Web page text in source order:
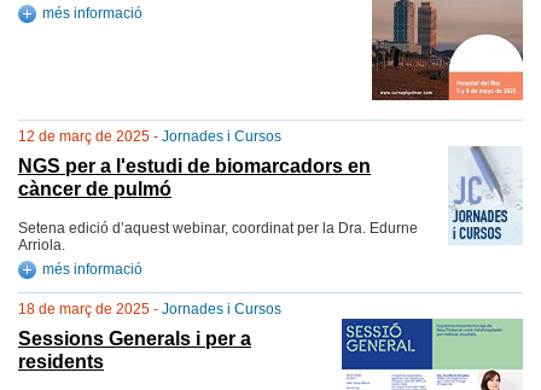
més informació
12 de març de 2025 - Jornades i Cursos
NGS per a l'estudi de biomarcadors en
càncer de pulmó
Setena edició d’aquest webinar, coordinat per la Dra. Edurne
Arriola.
més informació
18 de març de 2025 - Jornades i Cursos
Sessions Generals i per a
residents